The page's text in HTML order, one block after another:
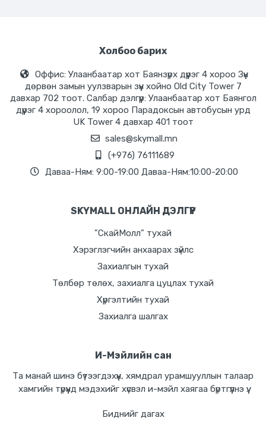
Холбоо барих
Оффис: Улаанбаатар хот Баянзүрх дүүрэг 4 хороо Зүүн
дөрвөн замын уулзварын зүүн хойно Old City Tower 7
давхар 702 тоот. Салбар дэлгүүр: Улаанбаатар хот Баянгол
дүүрэг 4 хороолол, 19 хороо Парадоксын автобусын урд
UK Tower 4 давхар 401 тоот
sales@skymall.mn
(+976) 76111689
Даваа-Ням: 9:00-19:00 Даваа-Ням:10:00-20:00
SKYMALL ОНЛАЙН ДЭЛГҮҮР
"СкайМолл" тухай
Хэрэглэгчийн анхаарах зүйлс
Захиалгын тухай
Төлбөр төлөх, захиалга цуцлах тухай
Хүргэлтийн тухай
Захиалга шалгах
И-Мэйлийн сан
Та манай шинэ бүтээгдэхүүн, хямдрал урамшууллын талаар
хамгийн түрүүнд мэдэхийг хүсвэл и-мэйл хаягаа бүртгүүлнэ үү.
Биднийг дагах